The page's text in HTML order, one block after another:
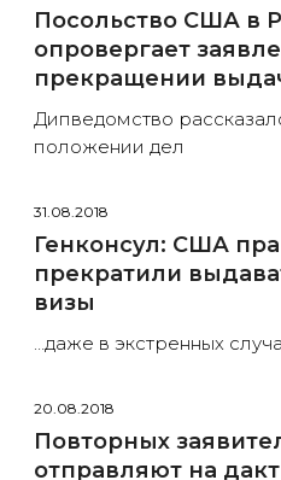
Посольство США в
опровергает
прекращении
Дипведомство
положении дел
31.08.2018
Генконсул: США
прекратили
визы
…даже в экстренных
20.08.2018
Повторных
отправляют на